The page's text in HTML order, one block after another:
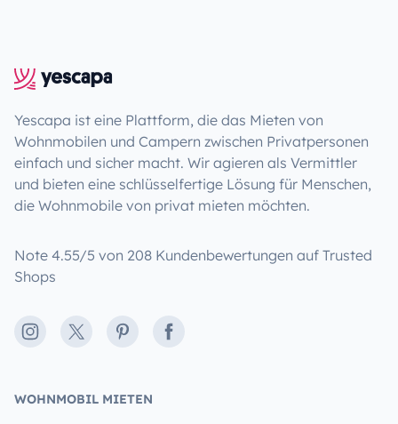
Yescapa ist eine Plattform, die das Mieten von
Wohnmobilen und Campern zwischen Privatpersonen
einfach und sicher macht. Wir agieren als Vermittler
und bieten eine schlüsselfertige Lösung für Menschen,
die Wohnmobile von privat mieten möchten.
Note 4.55/5 von 208 Kundenbewertungen auf Trusted
Shops
Instagram
X PinterestFacebook
WOHNMOBIL MIETEN